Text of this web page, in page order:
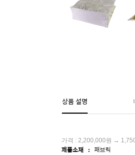
상품 설명
가격 : 2,200,000원 →
제품소재 : 패브릭